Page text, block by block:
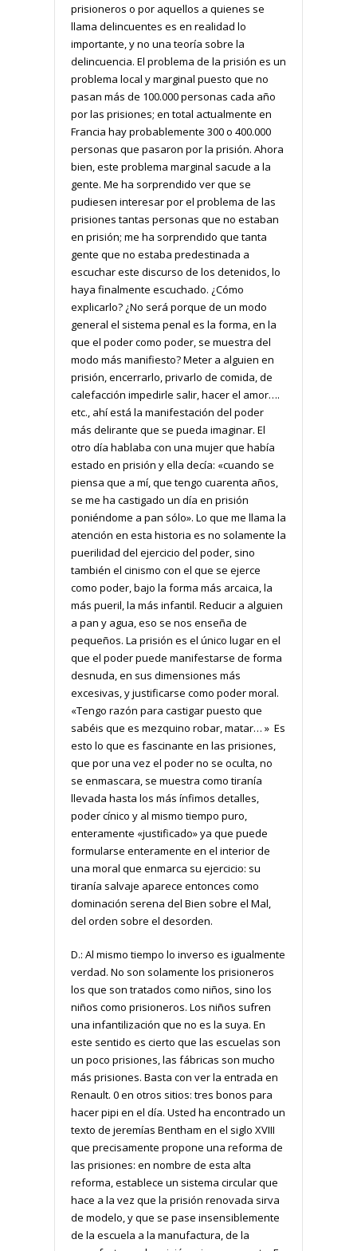
prisioneros o por aquellos a quienes se
llama delincuentes es en realidad lo
importante, y no una teoría sobre la
delincuencia. El problema de la prisión es un
problema local y marginal puesto que no
pasan más de 100.000 personas cada año
por las prisiones; en total actualmente en
Francia hay probablemente 300 o 400.000
personas que pasaron por la prisión. Ahora
bien, este problema marginal sacude a la
gente. Me ha sorprendido ver que se
pudiesen interesar por el problema de las
prisiones tantas personas que no estaban
en prisión; me ha sorprendido que tanta
gente que no estaba predestinada a
escuchar este discurso de los detenidos, lo
haya finalmente escuchado. ¿Cómo
explicarlo? ¿No será porque de un modo
general el sistema penal es la forma, en la
que el poder como poder, se muestra del
modo más manifiesto? Meter a alguien en
prisión, encerrarlo, privarlo de comida, de
calefacción impedirle salir, hacer el amor….
etc., ahí está la manifestación del poder
más delirante que se pueda imaginar. El
otro día hablaba con una mujer que había
estado en prisión y ella decía: «cuando se
piensa que a mí, que tengo cuarenta años,
se me ha castigado un día en prisión
poniéndome a pan sólo». Lo que me llama la
atención en esta historia es no solamente la
puerilidad del ejercicio del poder, sino
también el cinismo con el que se ejerce
como poder, bajo la forma más arcaica, la
más pueril, la más infantil. Reducir a alguien
a pan y agua, eso se nos enseña de
pequeños. La prisión es el único lugar en el
que el poder puede manifestarse de forma
desnuda, en sus dimensiones más
excesivas, y justificarse como poder moral.
«Tengo razón para castigar puesto que
sabéis que es mezquino robar, matar… » Es
esto lo que es fascinante en las prisiones,
que por una vez el poder no se oculta, no
se enmascara, se muestra como tiranía
llevada hasta los más ínfimos detalles,
poder cínico y al mismo tiempo puro,
enteramente «justificado» ya que puede
formularse enteramente en el interior de
una moral que enmarca su ejercicio: su
tiranía salvaje aparece entonces como
dominación serena del Bien sobre el Mal,
del orden sobre el desorden.
D.: Al mismo tiempo lo inverso es igualmente
verdad. No son solamente los prisioneros
los que son tratados como niños, sino los
niños como prisioneros. Los niños sufren
una infantilización que no es la suya. En
este sentido es cierto que las escuelas son
un poco prisiones, las fábricas son mucho
más prisiones. Basta con ver la entrada en
Renault. 0 en otros sitios: tres bonos para
hacer pipi en el día. Usted ha encontrado un
texto de jeremías Bentham en el siglo XVIII
que precisamente propone una reforma de
las prisiones: en nombre de esta alta
reforma, establece un sistema circular que
hace a la vez que la prisión renovada sirva
de modelo, y que se pase insensiblemente
de la escuela a la manufactura, de la